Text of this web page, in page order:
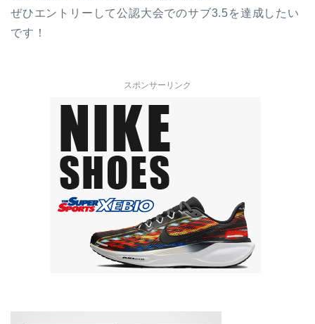
ぜひエントリーして公認大会でのサブ3.5を達成したい
です！
スポンサーリンク